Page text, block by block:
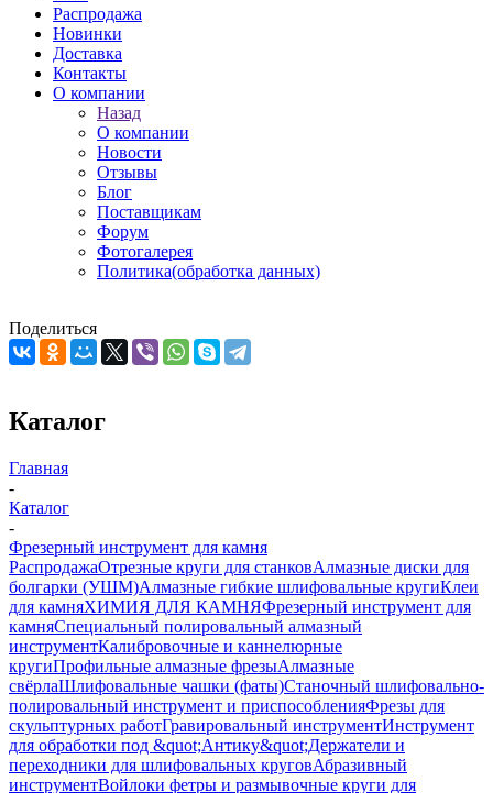
Распродажа
Новинки
Доставка
Контакты
О компании
Назад
О компании
Новости
Отзывы
Блог
Поставщикам
Форум
Фотогалерея
Политика(обработка данных)
Поделиться
Каталог
Главная
-
Каталог
-
Фрезерный инструмент для камня
РаспродажаОтрезные круги для станковАлмазные диски для
болгарки (УШМ)Алмазные гибкие шлифовальные кругиКлеи
для камняХИМИЯ ДЛЯ КАМНЯФрезерный инструмент для
камняСпециальный полировальный алмазный
инструментКалибровочные и каннелюрные
кругиПрофильные алмазные фрезыАлмазные
свёрлаШлифовальные чашки (фаты)Станочный шлифовально-
полировальный инструмент и приспособленияФрезы для
скульптурных работГравировальный инструментИнструмент
для обработки под &quot;Антику&quot;Держатели и
переходники для шлифовальных круговАбразивный
инструментВойлоки фетры и размывочные круги для